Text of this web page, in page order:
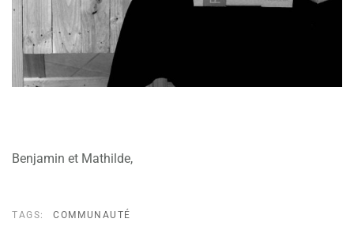
Benjamin et Mathilde,
TAGS: COMMUNAUTÉ